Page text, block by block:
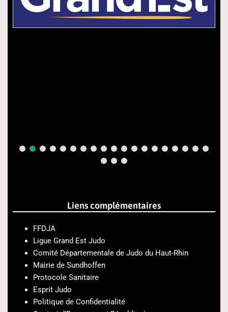
Liens complémentaires
FFDJA
Ligue Grand Est Judo
Comité Départementale de Judo du Haut-Rhin
Mairie de Sundhoffen
Protocole Sanitaire
Esprit Judo
Politique de Confidentialité